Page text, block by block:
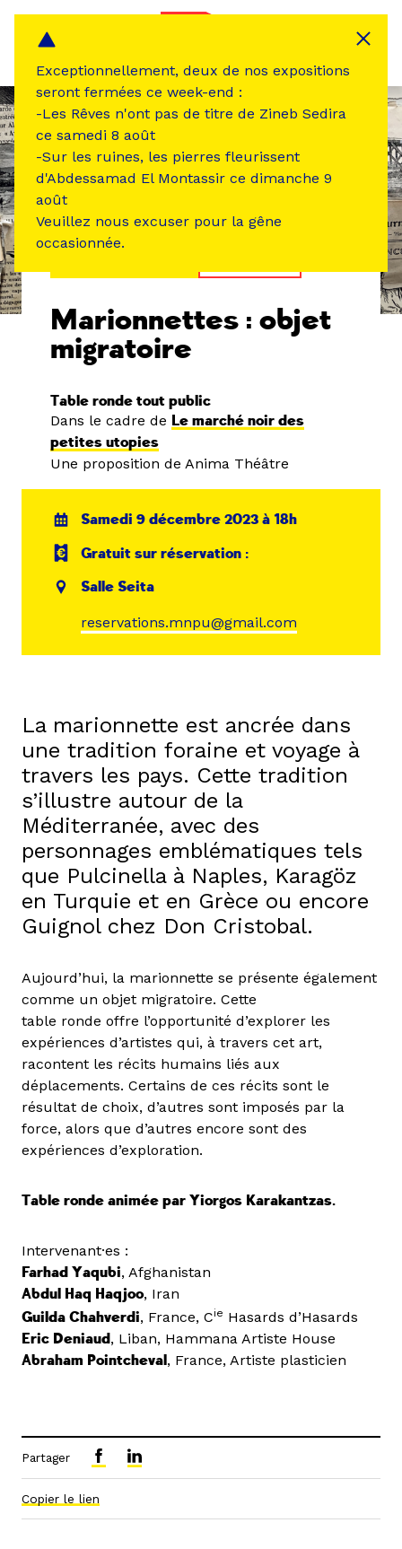
Marionnettes : objet
migratoire
Table ronde tout public
Dans le cadre de Le marché noir des
petites utopies
Une proposition de Anima Théâtre
Samedi 9 décembre 2023 à 18h
Gratuit sur réservation :
Salle Seita
reservations.mnpu@gmail.com
La marionnette est ancrée dans
une tradition foraine et voyage à
travers les pays. Cette tradition
s’illustre autour de la
Méditerranée, avec des
personnages emblématiques tels
que Pulcinella à Naples, Karagöz
en Turquie et en Grèce ou encore
Guignol chez Don Cristobal.
Aujourd’hui, la marionnette se présente également
comme un objet migratoire. Cette
table ronde offre l’opportunité d’explorer les
expériences d’artistes qui, à travers cet art,
racontent les récits humains liés aux
déplacements. Certains de ces récits sont le
résultat de choix, d’autres sont imposés par la
force, alors que d’autres encore sont des
expériences d’exploration.
Table ronde animée par Yiorgos Karakantzas.
Intervenant·es :
Farhad Yaqubi, Afghanistan
Abdul Haq Haqjoo, Iran
Guilda Chahverdi, France, Cie Hasards d’Hasards
Eric Deniaud, Liban, Hammana Artiste House
Abraham Pointcheval, France, Artiste plasticien
Partager
Copier le lien
Exceptionnellement, deux de nos expositions
seront fermées ce week-end :
-Les Rêves n'ont pas de titre de Zineb Sedira
ce samedi 8 août
-Sur les ruines, les pierres fleurissent
d'Abdessamad El Montassir ce dimanche 9
août
Veuillez nous excuser pour la gêne
occasionnée.
Panneau de gestion des cookies